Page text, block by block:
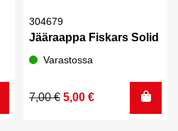
304679
Jääraappa Fiskars Solid
Varastossa
7,00€
Alkuperäinen
5,00 €
Nykyinen